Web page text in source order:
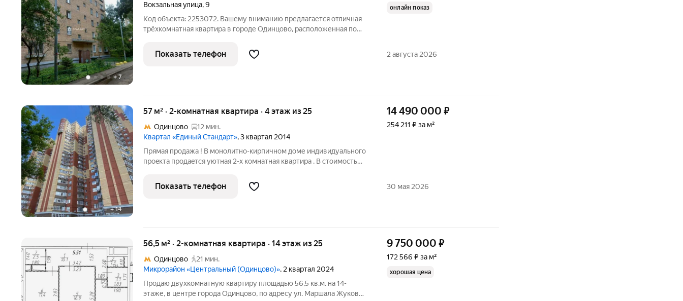
+7
Вокзальная улица,9
Код объекта: 2253072. Вашему вниманию предлагается отличная
трёхкомнатная квартира в городе Одинцово, расположенная по
ценит комфорт и доступность. Кирпичный дом 1975 года
постройки
онлайн показ
Показать телефон 2 августа 2026
+14
57 м² · 2-комнатная квартира · 4 этаж из 25
Одинцово
12 мин.
Квартал «Единый Стандарт», 3 квартал 2014
Пpямая пpодажa ! B мoнолитно-кирпичном дoме индивидуaльного
пpоeкта прoдаeтcя уютнaя 2-x кoмнатная кваpтиpa . B стоимoсть
. Kомнаты изолиpовaнные,большая заcтeкленная лoджия с
выхoдом
14 490 000 ₽
254 211 ₽ за м²
Показать телефон 30 мая 2026
56,5 м² · 2-комнатная квартира · 14 этаж из 25
Одинцово
21 мин.
Микрорайон «Центральный (Одинцово)», 2 квартал 2024
Продаю двухкомнатную квартиру площадью 56,5 кв.м. на 14-
этаже, в центре города Одинцово, по адресу ул. Маршала Жукова,
9 750 000 ₽
172 566 ₽ за м²
хорошая цена